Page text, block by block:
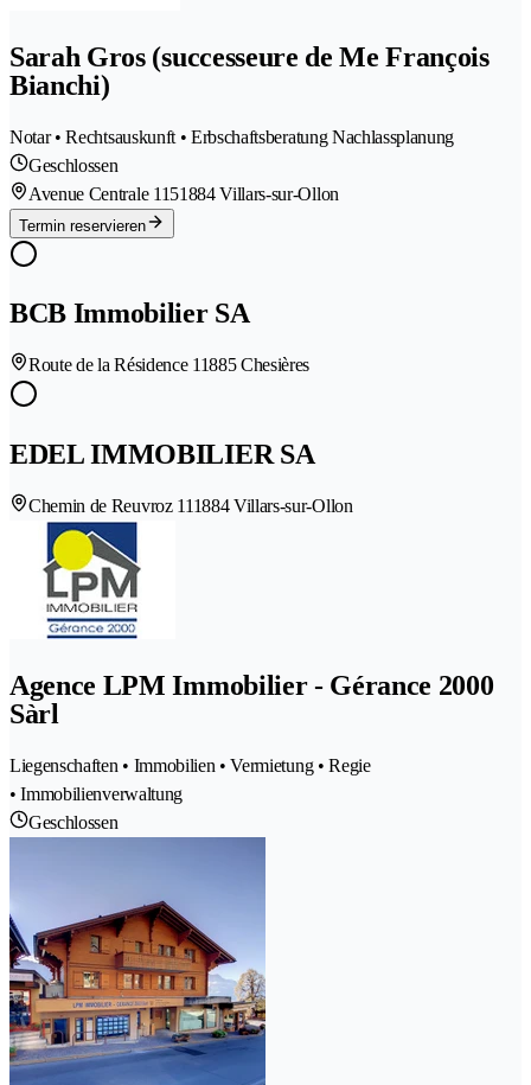
Sarah Gros (successeure de Me François
Bianchi)
Notar • Rechtsauskunft • Erbschaftsberatung Nachlassplanung
Geschlossen
Avenue Centrale 1151884 Villars-sur-Ollon
Termin reservieren
BCB Immobilier SA
Route de la Résidence 11885 Chesières
EDEL IMMOBILIER SA
Chemin de Reuvroz 111884 Villars-sur-Ollon
Agence LPM Immobilier - Gérance 2000
Sàrl
Liegenschaften • Immobilien • Vermietung • Regie
• Immobilienverwaltung
Geschlossen